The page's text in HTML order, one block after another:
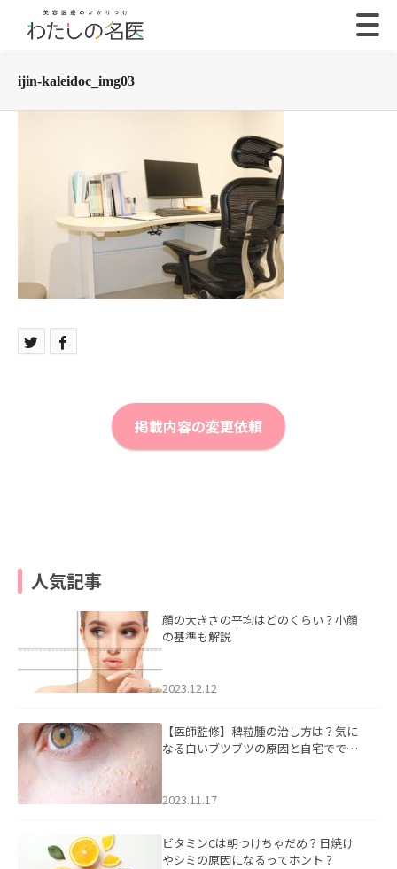
ijin-kaleidoc_img03
掲載内容の変更依頼
人気記事
顔の大きさの平均はどのくらい？小顔
の基準も解説
2023.12.12
【医師監修】稗粒腫の治し方は？気に
なる白いブツブツの原因と自宅ででき
2023.11.17
ビタミンCは朝つけちゃだめ？日焼け
やシミの原因になるってホント？